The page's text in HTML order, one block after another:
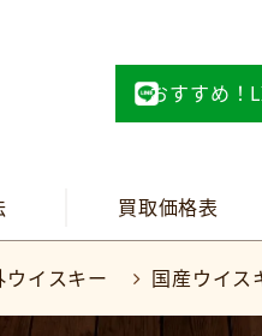
おすすめ！
買取価格表
ウイスキー 国産ウイス